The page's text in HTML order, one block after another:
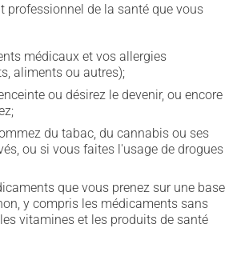
professionnel de la santé que vous
médicaux et vos allergies
aliments ou autres);
ou désirez le devenir, ou encore
du tabac, du cannabis ou ses
ou si vous faites l'usage de drogues
que vous prenez sur une base
y compris les médicaments sans
vitamines et les produits de santé